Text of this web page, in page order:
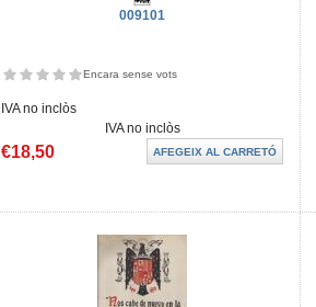
009101
Encara sense vots
IVA no inclòs
IVA no inclòs
€18,50